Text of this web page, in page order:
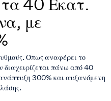
με
Όπως αναφέρει το
πάνω από 40
300% και αυξανόμενη